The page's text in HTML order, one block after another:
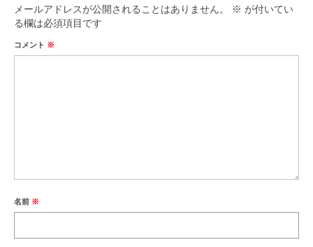
メールアドレスが公開されることはありません。 ※ が付いてい
る欄は必須項目です
コメント ※
名前 ※